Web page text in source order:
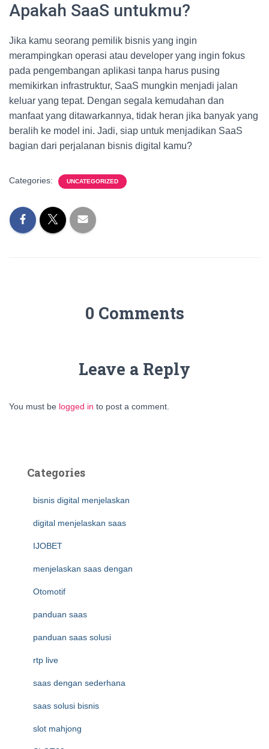
Apakah SaaS untukmu?
Jika kamu seorang pemilik bisnis yang ingin
merampingkan operasi atau developer yang ingin fokus
pada pengembangan aplikasi tanpa harus pusing
memikirkan infrastruktur, SaaS mungkin menjadi jalan
keluar yang tepat. Dengan segala kemudahan dan
manfaat yang ditawarkannya, tidak heran jika banyak yang
beralih ke model ini. Jadi, siap untuk menjadikan SaaS
bagian dari perjalanan bisnis digital kamu?
Categories: UNCATEGORIZED
0 Comments
Leave a Reply
You must be logged in to post a comment.
Categories
bisnis digital menjelaskan
digital menjelaskan saas
IJOBET
menjelaskan saas dengan
Otomotif
panduan saas
panduan saas solusi
rtp live
saas dengan sederhana
saas solusi bisnis
slot mahjong